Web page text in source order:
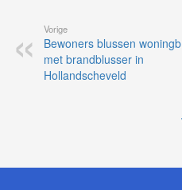
Vorige
Bewoners blussen
met brandblusser in
Hollandscheveld